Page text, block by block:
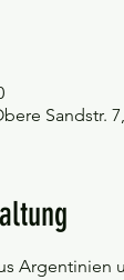
Sandstr.
Argentinien